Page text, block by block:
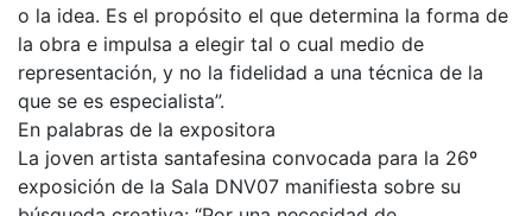
o la idea. Es el propósito el que determina la forma de
la obra e impulsa a elegir tal o cual medio de
representación, y no la fidelidad a una técnica de la
que se es especialista”.
En palabras de la expositora
La joven artista santafesina convocada para la 26º
exposición de la Sala DNV07 manifiesta sobre su